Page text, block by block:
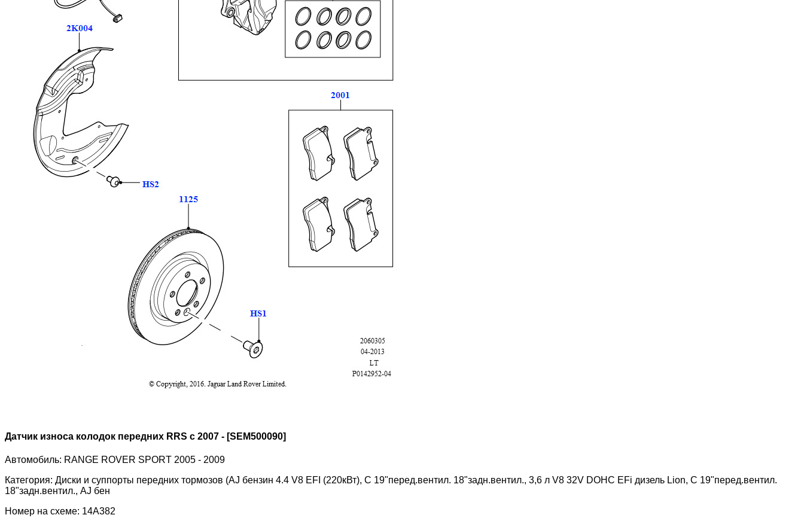
Датчик износа колодок передних RRS с 2007 - [SEM500090]
Автомобиль: RANGE ROVER SPORT 2005 - 2009
Категория: Диски и суппорты передних тормозов (AJ бензин 4.4 V8 EFI (220кВт), С 19"перед.вентил. 18"задн.вентил., 3,6 л V8 32V DOHC EFi дизель Lion, С 19"перед.вентил.
18"задн.вентил., AJ бен
Номер на схеме: 14A382